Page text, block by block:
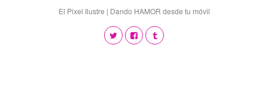
El Pixel Ilustre | Dando HAMOR desde tu móvil